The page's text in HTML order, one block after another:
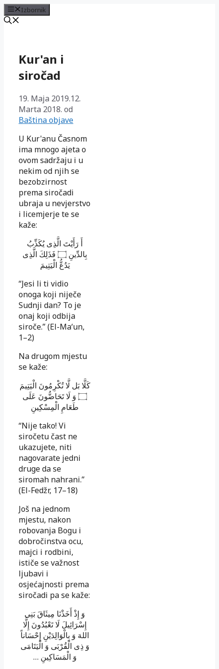
Izbornik
sadržajKur'an i
siročad
19. Maja 2019.12.
Marta 2018. od
Baština objave
U Kur'anu Časnom
ima mnogo ajeta o
ovom sadržaju i u
nekim od njih se
bezobzirnost
prema siročadi
ubraja u nevjerstvo
i licemjerje te se
kaže:
أَ رَأَيْتَ الَّذِى يُكَذِّبُ
بِالدِّينِ ۝ فَذَلِكَ الَّذِى
يَدُعُّ الْيَتِيمَ
“Jesi li ti vidio
onoga koji niječe
Sudnji dan? To je
onaj koji odbija
siroče.” (El-Ma‘un,
1–2)
Na drugom mjestu
se kaže:
كَلَّا بَل لَّا تُكْرِمُونَ الْيَتِيمَ
۝ وَ لَا تَحَاضُّونَ عَلَى
طَعَامِ الْمِسْكِينِ
“Nije tako! Vi
siročetu čast ne
ukazujete, niti
nagovarate jedni
druge da se
siromah nahrani.”
(El-Fedžr, 17–18)
Još na jednom
mjestu, nakon
robovanja Bogu i
dobročinstva ocu,
majci i rodbini,
ističe se važnost
ljubavi i
osjećajnosti prema
siročadi pa se kaže:
وَ إِذْ أَخَذْنَا مِيثَاقَ بَنِى
إِسْرَائِيلَ لَا تَعْبُدُونَ إِلَّا
اللهَ وَ بِالْوَالِدَيْنِ إِحْسَاناً
وَ ذِى الْقُرْبَى وَ الْيَتَامَى
وَ الْمَسَاكِينِ …